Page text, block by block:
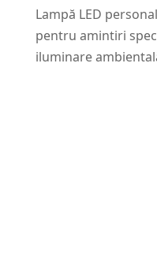
Lampă LED
pentru amintiri
iluminare